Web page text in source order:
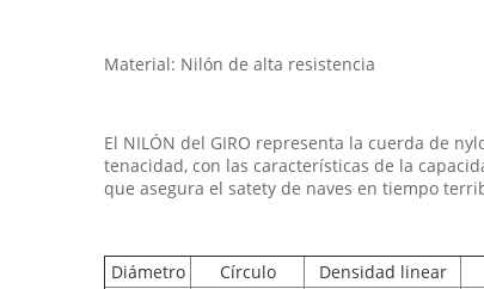
Material: Nilón de alta resistencia
El NILÓN del GIRO representa la cuerda de
tenacidad, con las características de la
que asegura el satety de naves en tiempo
Diámetro Círculo Densidad linear